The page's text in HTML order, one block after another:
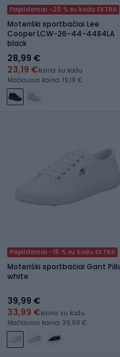
Papildomai -20 % su kodu EXTRA
Moteriški sportbačiai Lee
Cooper LCW-26-44-4484LA
black
28,99 €
23,19 €kaina su kodu
Mažiausia kaina: 19,19 €
Papildomai -15 % su kodu EXTRA
Moteriški sportbačiai Gant
white
39,99 €
33,99 €kaina su kodu
Mažiausia kaina: 39,99 €